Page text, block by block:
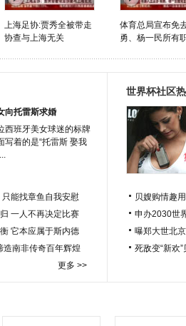
上海足协:贾秀全被带走
协查与上海无关
体育总局宣布免
勇、杨一民所有
向托雷斯求婚
西班牙美女球迷的标牌
写着的是“托雷斯 娶我
能找章鱼自我安慰
一人不再决定比赛
它本应属于斯内德
造南非传奇百年辉煌
更多 >>
世界杯社区
贝嫂购情趣
申办2030世
曝郑大世北
死敌变“新欢